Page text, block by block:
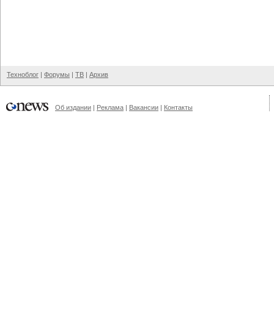
Техноблог | Форумы | ТВ | Архив
Об издании | Реклама | Вакансии | Контакты